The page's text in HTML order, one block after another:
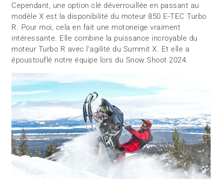
Cependant, une option clé déverrouillée en passant au
modèle X est la disponibilité du moteur 850 E-TEC Turbo
R. Pour moi, cela en fait une motoneige vraiment
intéressante. Elle combine la puissance incroyable du
moteur Turbo R avec l’agilité du Summit X. Et elle a
époustouflé notre équipe lors du Snow Shoot 2024.